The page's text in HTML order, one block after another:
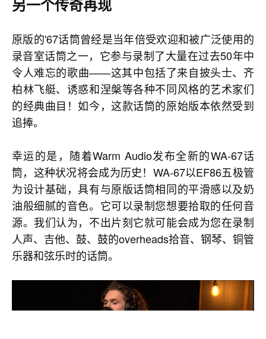
原版的'67话筒曾经是当年倍受欢迎和被广泛使用的
录音室话筒之一，它参与录制了大量在过去50年中
令人难忘的歌曲——这其中包括了来自披头士、齐
柏林飞艇、诱惑和涅槃等各种不同风格的艺术家们
的经典曲目！如今，这款话筒的原始版本依然受到
追捧。
幸运的是，随着Warm Audio发布全新的WA-67话
筒，这种状况将会成为历史！WA-67以EF86五极管
为设计基础，具有与原版话筒相同的平滑感以及奶
油般细腻的音色。它可以录制您想要拾取的任何音
源。我们认为，不出片刻它就可能会成为您在录制
人声、吉他、鼓、鼓的overheads拾音、钢琴、铜管
乐器和弦乐时的话筒。